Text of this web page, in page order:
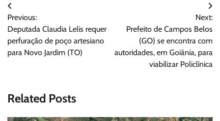
Navegação
de
Post
Previous:
Deputada Claudia Lelis requer
perfuração de poço artesiano
para Novo Jardim (TO)
Next:
Prefeito de Campos Belos
(GO) se encontra com
autoridades, em Goiânia, para
viabilizar Policlínica
Related Posts